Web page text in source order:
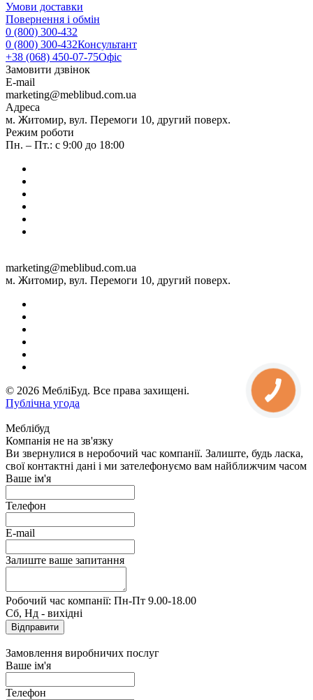
Умови доставки
Повернення і обмін
0 (800) 300-432
0 (800) 300-432Консультант
+38 (068) 450-07-75Офіс
Замовити дзвінок
E-mail
marketing@meblibud.com.ua
Адреса
м. Житомир, вул. Перемоги 10, другий поверх.
Режим роботи
Пн. – Пт.: с 9:00 до 18:00
marketing@meblibud.com.ua
м. Житомир, вул. Перемоги 10, другий поверх.
© 2026 МебліБуд. Все права захищені.
Публічна угода
Меблібуд
Компанія не на зв'язку
Ви звернулися в неробочий час компанії. Залиште, будь ласка,
свої контактні дані і ми зателефонуємо вам найближчим часом
Ваше ім'я
Телефон
E-mail
Залиште ваше запитання
Робочий час компанії: Пн-Пт 9.00-18.00
Сб, Нд - вихідні
Замовлення виробничих послуг
Ваше ім'я
Телефон